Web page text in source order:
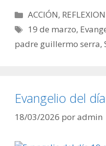
Categorías
ACCIÓN,
Etiquetas
19 de marzo,
padre guillermo serra,
Evangelio del
18/03/2026 poradmin